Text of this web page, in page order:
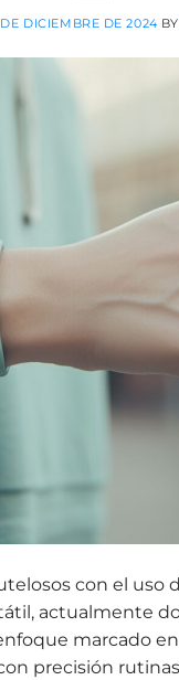
DICIEMBRE DE 2024 BY
con el uso
actualmente
marcado
precisión